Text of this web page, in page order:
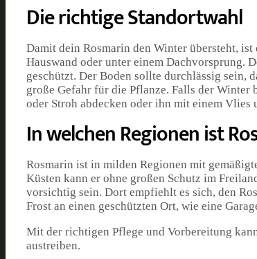
Die richtige Standortwahl
Damit dein Rosmarin den Winter übersteht,
Hauswand oder unter einem Dachvorsprung.
geschützt. Der Boden sollte durchlässig sein,
große Gefahr für die Pflanze. Falls der
oder Stroh abdecken oder ihn mit einem Vlies
In welchen Regionen ist
Rosmarin ist in milden Regionen mit
Küsten kann er ohne großen Schutz im
vorsichtig sein. Dort empfiehlt es sich, den
Frost an einen geschützten Ort, wie eine
Mit der richtigen Pflege und Vorbereitung
austreiben.